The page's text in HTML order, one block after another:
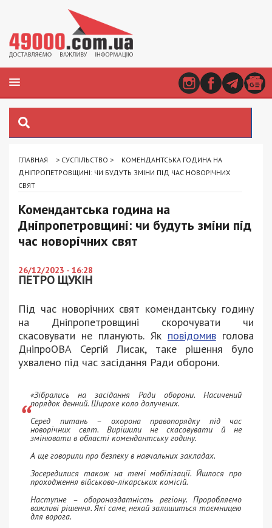
ГЛАВНАЯ > СУСПІЛЬСТВО >
КОМЕНДАНТСЬКА ГОДИНА НА
ДНІПРОПЕТРОВЩИНІ: ЧИ БУДУТЬ ЗМІНИ ПІД ЧАС НОВОРІЧНИХ
СВЯТ
Комендантська година на
Дніпропетровщині: чи будуть зміни під
час новорічних свят
26/12/2023 - 16:28
ПЕТРО ЩУКІН
Під час новорічних свят комендантську годину
на Дніпропетровщині скорочувати чи
скасовувати не планують. Як повідомивголова
ДніпроОВА Сергій Лисак, таке рішення було
ухвалено під час засідання Ради оборони.
«Зібрались на засідання Ради оборони. Насичений
порядок денний. Широке коло долучених.
Серед питань – охорона правопорядку під час
новорічних свят. Вирішили не скасовувати й не
змінювати в області комендантську годину.
А ще говорили про безпеку в навчальних закладах.
Зосередилися також на темі мобілізації. Йшлося про
проходження військово-лікарських комісій.
Наступне – обороноздатність регіону. Проробляємо
важливі рішення. Які саме, нехай залишиться таємницею
для ворога.